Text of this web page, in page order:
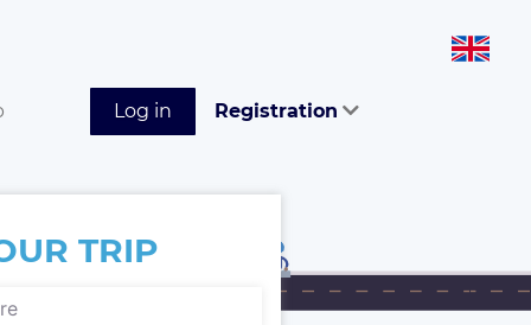
Log in Registration
TRIP